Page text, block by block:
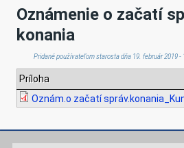
Oznámenie o začatí
konania
Pridané používateľomstarostadňa 19. február 2019 -
Príloha
Oznám.o začatí